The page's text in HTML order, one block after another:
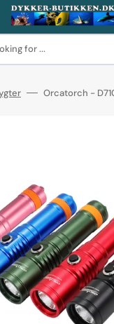
for ...
Orcatorch -
Open
media
1
in
gallery
view